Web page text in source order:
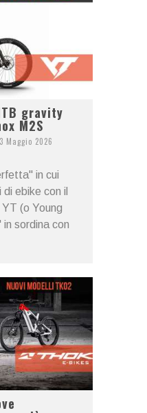
gravity
M2S
3 Maggio 2026
in cui
ebike con il
(o Young
in sordina con